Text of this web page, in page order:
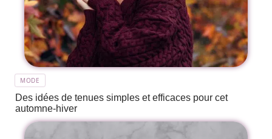
MODE
Des idées de tenues simples et efficaces pour cet
automne-hiver